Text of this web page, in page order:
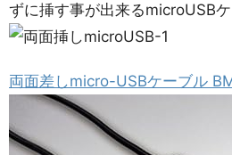
ずに挿す事が出来るmicroUSB
両面差しmicro-USBケーブル